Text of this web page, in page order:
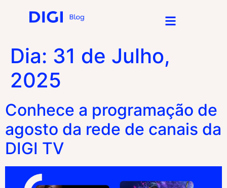
Dia: 31 de Julho,
2025
Conhece a programação de
agosto da rede de canais da
DIGI TV